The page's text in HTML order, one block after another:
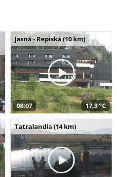
Jasná - Repiská (10 km)
08:07 17,3 °C
Tatralandia (14 km)